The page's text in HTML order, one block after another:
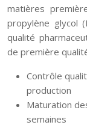
matières
propylène glycol
qualité
de première
Contrôle
production
Maturation
semaines